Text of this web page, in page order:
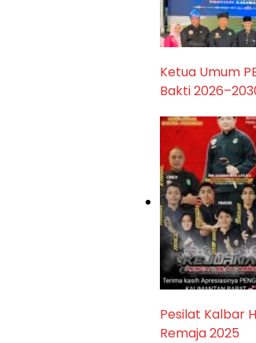
Ketua Umum
Bakti
Pesilat Kalbar
Remaja 2025